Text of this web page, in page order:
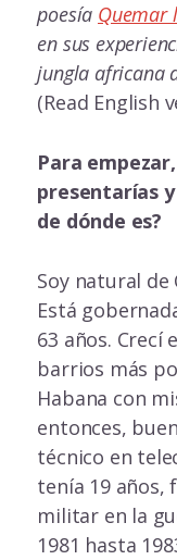
poesía Quemar
en sus
jungla africana
(Read English
Para
presentarías
de dónde es?
Soy natural de
Está
63 años. Crecí
barrios más
Habana con
entonces,
técnico en
tenía 19 años,
militar en la
1981 hasta